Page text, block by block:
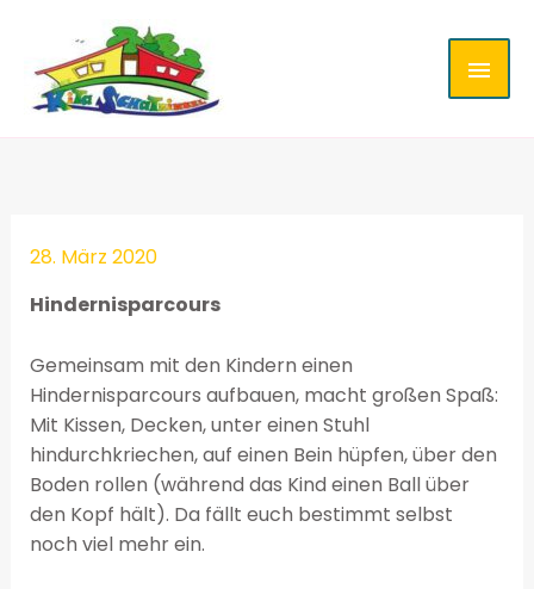
springen
28. März 2020
Hindernisparcours
Gemeinsam mit den Kindern einen
Hindernisparcours aufbauen, macht großen Spaß:
Mit Kissen, Decken, unter einen Stuhl
hindurchkriechen, auf einen Bein hüpfen, über den
Boden rollen (während das Kind einen Ball über
den Kopf hält). Da fällt euch bestimmt selbst
noch viel mehr ein.